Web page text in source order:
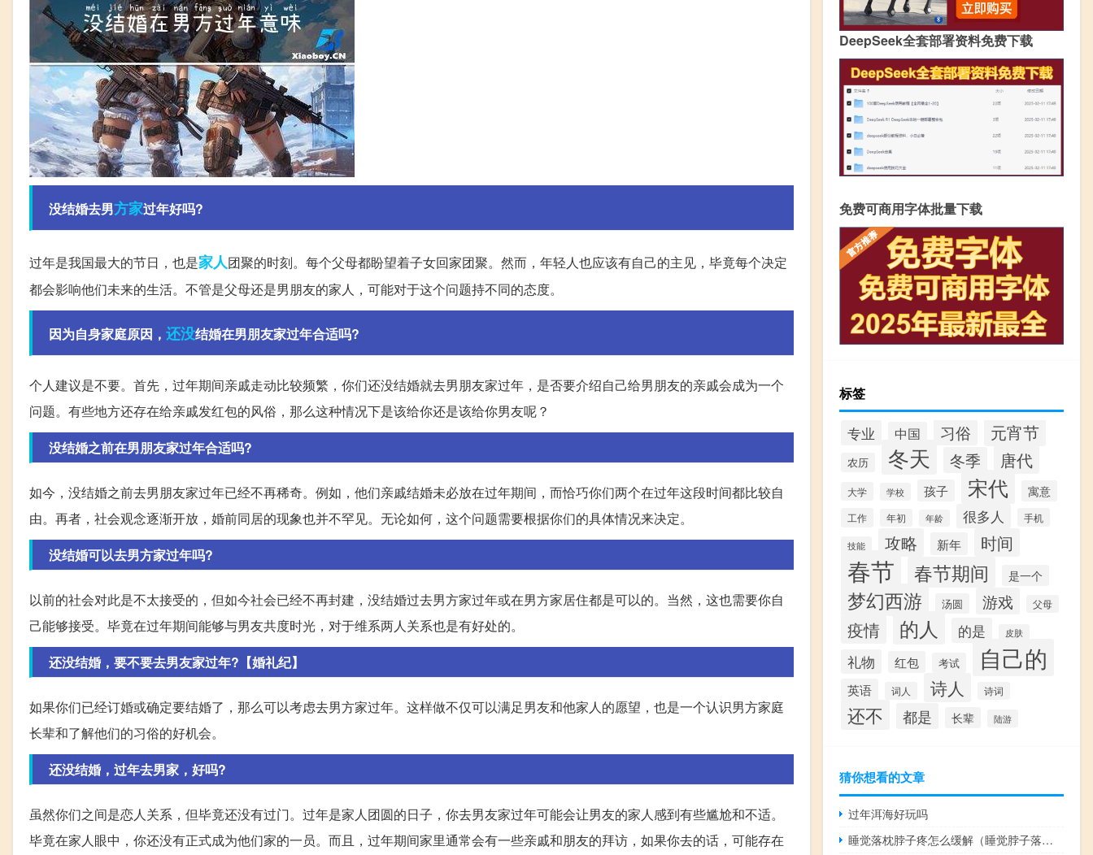
没结婚去男方家过年好吗?
过年是我国最大的节日，也是家人团聚的时刻。每个父母都盼望着子女回家团聚。然而，年轻人也应该有自己的主见，毕竟每个决定
都会影响他们未来的生活。不管是父母还是男朋友的家人，可能对于这个问题持不同的态度。
因为自身家庭原因， 还没结婚在男朋友家过年合适吗?
个人建议是不要。首先，过年期间亲戚走动比较频繁，你们还没结婚就去男朋友家过年，是否要介绍自己给男朋友的亲戚会成为一个
问题。有些地方还存在给亲戚发红包的风俗，那么这种情况下是该给你还是该给你男友呢？
没结婚之前在男朋友家过年合适吗?
如今，没结婚之前去男朋友家过年已经不再稀奇。例如，他们亲戚结婚未必放在过年期间，而恰巧你们两个在过年这段时间都比较自
由。再者，社会观念逐渐开放，婚前同居的现象也并不罕见。无论如何，这个问题需要根据你们的具体情况来决定。
没结婚可以去男方家过年吗?
以前的社会对此是不太接受的，但如今社会已经不再封建，没结婚过去男方家过年或在男方家居住都是可以的。当然，这也需要你自
己能够接受。毕竟在过年期间能够与男友共度时光，对于维系两人关系也是有好处的。
还没结婚，要不要去男友家过年?【婚礼纪】
如果你们已经订婚或确定要结婚了，那么可以考虑去男方家过年。这样做不仅可以满足男友和他家人的愿望，也是一个认识男方家庭
长辈和了解他们的习俗的好机会。
还没结婚，过年去男家，好吗?
虽然你们之间是恋人关系，但毕竟还没有过门。过年是家人团圆的日子，你去男友家过年可能会让男友的家人感到有些尴尬和不适。
毕竟在家人眼中，你还没有正式成为他们家的一员。而且，过年期间家里通常会有一些亲戚和朋友的拜访，如果你去的话，可能存在
DeepSeek全套部署资料免费下载
免费可商用字体批量下载
标签
专业 中国 习俗 元宵节
农历 冬天 冬季 唐代
大学 学校 孩子 宋代 寓意
工作 年初 年龄 很多人 手机
技能 攻略 新年 时间
春节 春节期间 是一个
梦幻西游 汤圆 游戏 父母
疫情 的人 的是 皮肤
礼物 红包 考试 自己的
英语 词人 诗人 诗词
还不 都是 长辈 陆游
猜你想看的文章
过年洱海好玩吗
睡觉落枕脖子疼怎么缓解（睡觉脖子落枕了怎么办）